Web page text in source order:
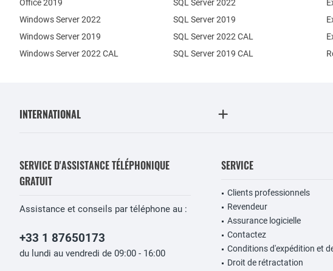
Office 2019
Windows Server 2022
Windows Server 2019
SQL Server 2022
SQL Server 2019
Windows Server 2022 CAL
SQL Server 2022 CAL
SQL Server 2019 CAL
INTERNATIONAL
SERVICE D'ASSISTANCE TÉLÉPHONIQUE
GRATUIT
Assistance et conseils par téléphone au :
+33 1 87650173
du lundi au vendredi de 09:00 - 16:00
SERVICE
Clients professionnels
Revendeur
Assurance logicielle
Contactez
Conditions d'expédition et
Droit de rétractation